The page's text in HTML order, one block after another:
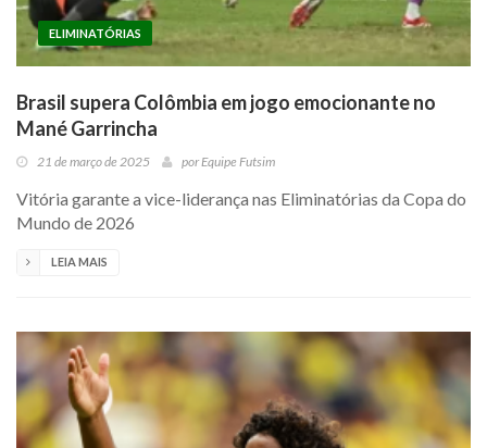
ELIMINATÓRIAS
Brasil supera Colômbia em jogo emocionante no
Mané Garrincha
21 de março de 2025 por Equipe Futsim
Vitória garante a vice-liderança nas Eliminatórias da Copa do
Mundo de 2026
LEIA MAIS